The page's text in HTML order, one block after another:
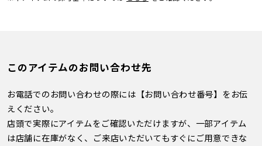
このアイテムのお問い合わせ先
お電話でのお問い合わせの際には【お問い合わせ番号】をお伝
えください。
店頭で実際にアイテムをご確認いただけますが、一部アイテム
は店舗に在庫がなく、ご来店いただいてもすぐにご用意できな